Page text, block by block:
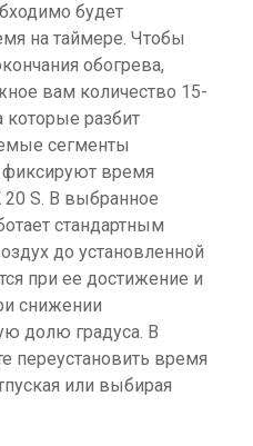
будет
на таймере. Чтобы
обогрева,
вам количество 15-
которые разбит
сегменты
фиксируют время
20 S. В выбранное
стандартным
до установленной
при ее достижение и
снижении
долю градуса. В
время
или выбирая